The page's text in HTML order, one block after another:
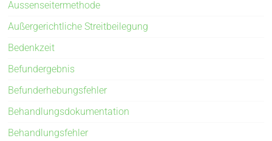
Aussenseitermethode
Außergerichtliche Streitbeilegung
Bedenkzeit
Befundergebnis
Befunderhebungsfehler
Behandlungsdokumentation
Behandlungsfehler